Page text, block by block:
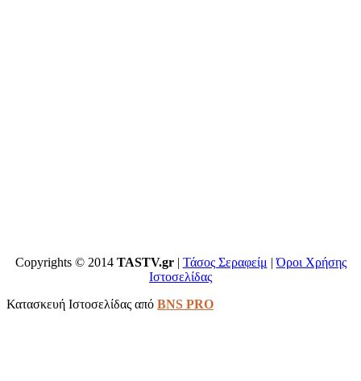
Copyrights © 2014 TASTV.gr| Τάσος Σεραφείμ |Όροι Χρήσης
Ιστοσελίδας
Κατασκευή Ιστοσελίδας από BNS PRO